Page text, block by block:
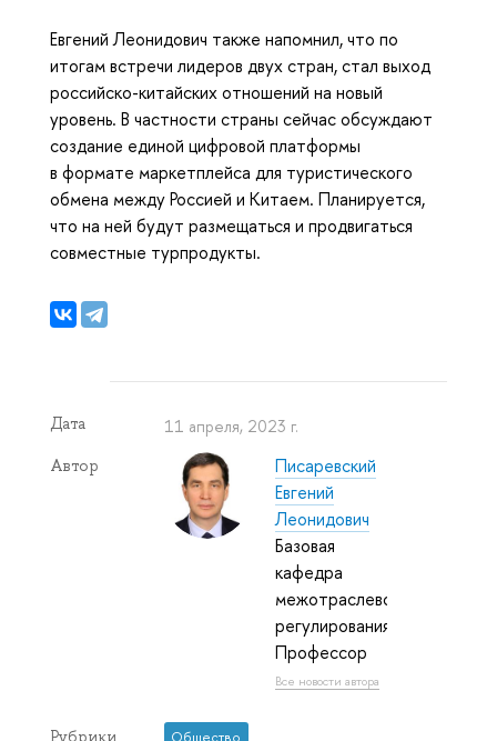
Евгений Леонидович также напомнил, что по
итогам встречи лидеров двух стран, стал выход
российско-китайских отношений на новый
уровень. В частности страны сейчас обсуждают
создание единой цифровой платформы
в формате маркетплейса для туристического
обмена между Россией и Китаем. Планируется,
что на ней будут размещаться и продвигаться
совместные турпродукты.
Дата 11 апреля, 2023 г.
Автор
Писаревский
Евгений
Леонидович
Базовая
кафедра
межотраслевого
регулирования:
Профессор
Все новости автора
Рубрики Общество